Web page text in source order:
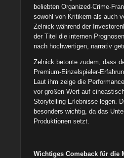
beliebten Organized-Crime-
sowohl von Kritikern als auch
Zelnick während der
der Titel die internen
nach hochwertigen, narrativ
Zelnick betonte zudem, dass
Premium-Einzelspieler-
Laut ihm zeige die
vor großen Wert auf
Storytelling-Erlebnisse legen.
besonders wichtig, da das
Produktionen setzt.
Wichtiges Comeback für die